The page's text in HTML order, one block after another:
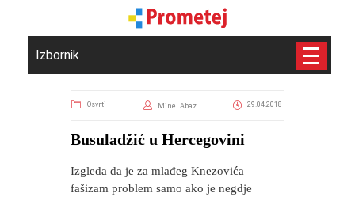
Izbornik
Osvrti Minel Abaz 29.04.2018
Busuladžić u Hercegovini
Izgleda da je za mlađeg Knezovića
fašizam problem samo ako je negdje